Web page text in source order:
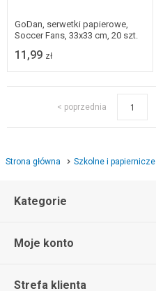
GoDan, serwetki papierowe,
Soccer Fans, 33x33 cm, 20 szt.
11,99 zł
< poprzednia 1
Strona główna Szkolne i papiernicze
Kategorie
Moje konto
Strefa klienta